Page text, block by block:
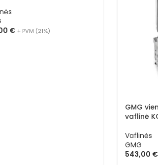
€ + PVM (21%)
GMG
vaflinė
Vaflinės
GMG
543,00 €